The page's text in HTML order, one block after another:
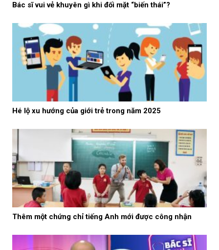
Bác sĩ vui vẻ khuyên gì khi đối mặt “biến thái”?
Hé lộ xu hướng của giới trẻ trong năm 2025
Thêm một chứng chỉ tiếng Anh mới được công nhận